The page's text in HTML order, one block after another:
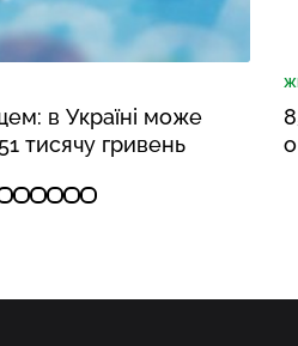
в Україні може
тисячу гривень